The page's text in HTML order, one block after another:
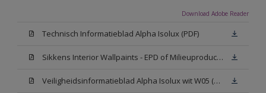
Download Adobe Reader
Technisch Informatieblad Alpha Isolux (PDF)
Sikkens Interior Wallpaints - EPD of Milieuproductverklaring
Veiligheidsinformatieblad Alpha Isolux wit W05 (SDS)